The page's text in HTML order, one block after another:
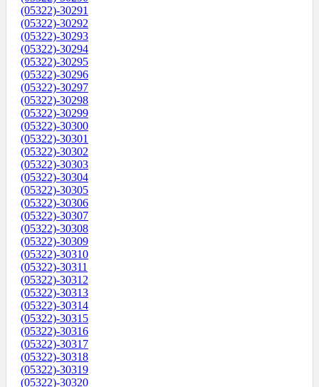
(05322)-30291
(05322)-30292
(05322)-30293
(05322)-30294
(05322)-30295
(05322)-30296
(05322)-30297
(05322)-30298
(05322)-30299
(05322)-30300
(05322)-30301
(05322)-30302
(05322)-30303
(05322)-30304
(05322)-30305
(05322)-30306
(05322)-30307
(05322)-30308
(05322)-30309
(05322)-30310
(05322)-30311
(05322)-30312
(05322)-30313
(05322)-30314
(05322)-30315
(05322)-30316
(05322)-30317
(05322)-30318
(05322)-30319
(05322)-30320